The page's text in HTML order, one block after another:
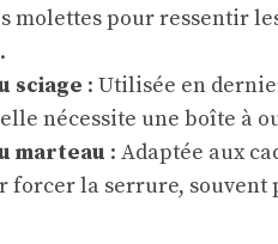
molettes pour ressentir
sciage : Utilisée en
nécessite une boîte à
marteau : Adaptée aux
forcer la serrure, souvent